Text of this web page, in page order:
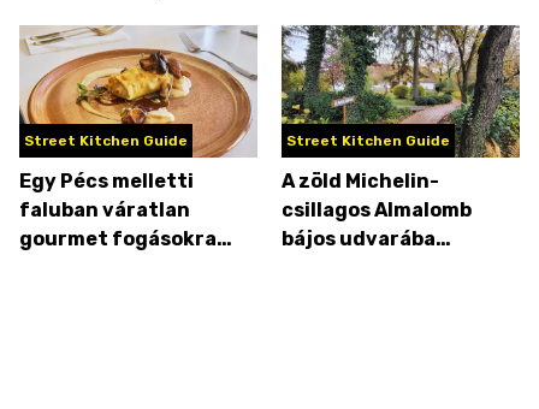
Street Kitchen Guide
Egy Pécs melletti
faluban váratlan
gourmet fogásokra
Street Kitchen Guide
A zöld Michelin-
csillagos Almalomb
bájos udvarába